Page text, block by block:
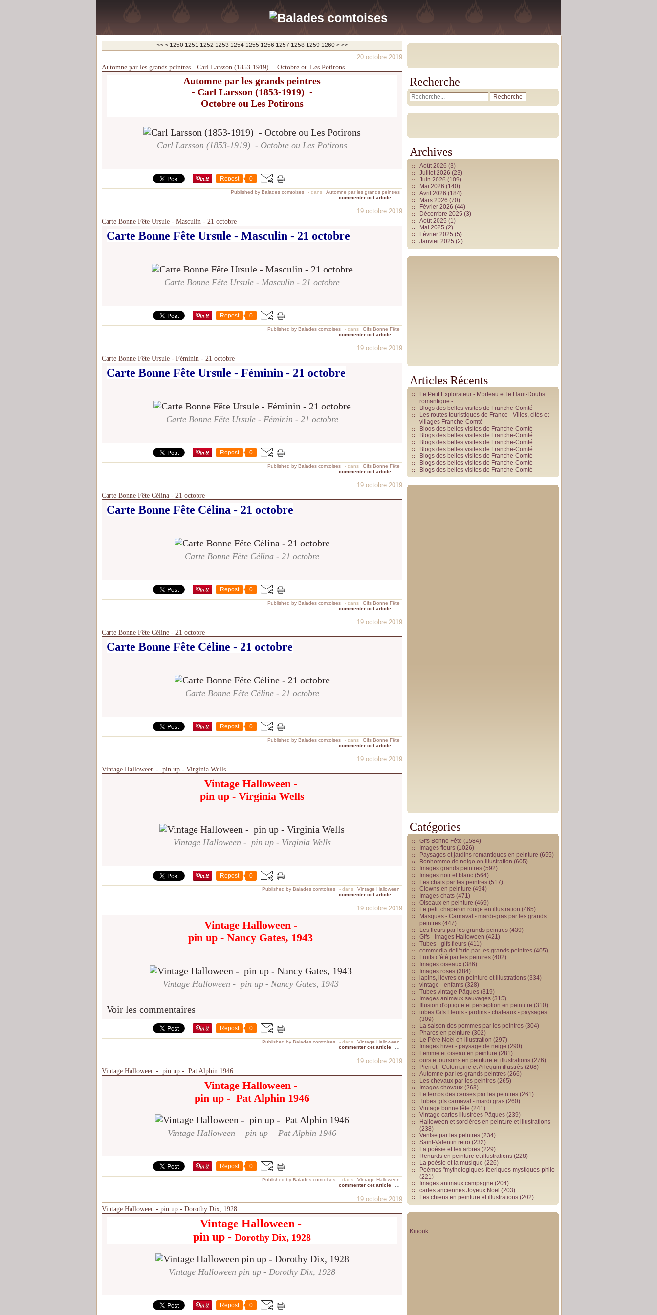
<< < 1200
1210
1220
1230
1240
1250 1251 1252 1253 1254 1255 1256 1257 1258 1259 1260 1270
1280
1290
1300
1400
1500
1600
1700
1800
1900
2000
2100
2200
2300
2400
2500
2600
2700
2800
2900
3000
3100
3200
3300
3400
3500
3600
3700
> >>
20 octobre 2019
Automne par les grands peintres - Carl Larsson (1853-1919) - Octobre ou Les Potirons
Automne par les grands peintres
- Carl Larsson (1853-1919) -
Octobre ou Les Potirons
Carl Larsson (1853-1919) - Octobre ou Les Potirons
Repost 0
Published by Balades comtoises - dans
Automne par les grands peintres
commenter cet article
19 octobre 2019
Carte Bonne Fête Ursule - Masculin - 21 octobre
Carte Bonne Fête Ursule - Masculin - 21 octobre
Carte Bonne Fête Ursule - Masculin - 21 octobre
Repost 0
Published by Balades comtoises - dans
Gifs Bonne Fête
commenter cet article
19 octobre 2019
Carte Bonne Fête Ursule - Féminin - 21 octobre
Carte Bonne Fête Ursule - Féminin - 21 octobre
Carte Bonne Fête Ursule - Féminin - 21 octobre
Repost 0
Published by Balades comtoises - dans
Gifs Bonne Fête
commenter cet article
19 octobre 2019
Carte Bonne Fête Célina - 21 octobre
Carte Bonne Fête Célina - 21 octobre
Carte Bonne Fête Célina - 21 octobre
Repost 0
Published by Balades comtoises - dans
Gifs Bonne Fête
commenter cet article
19 octobre 2019
Carte Bonne Fête Céline - 21 octobre
Carte Bonne Fête Céline - 21 octobre
Carte Bonne Fête Céline - 21 octobre
Repost 0
Published by Balades comtoises - dans
Gifs Bonne Fête
commenter cet article
19 octobre 2019
Vintage Halloween - pin up - Virginia Wells
Vintage Halloween -
pin up - Virginia Wells
Vintage Halloween - pin up - Virginia Wells
Repost 0
Published by Balades comtoises - dans
Vintage Halloween
commenter cet article
19 octobre 2019
Vintage Halloween -
pin up - Nancy Gates, 1943
Vintage Halloween - pin up - Nancy Gates, 1943
Voir les commentaires
Repost 0
Published by Balades comtoises - dans
Vintage Halloween
commenter cet article
19 octobre 2019
Vintage Halloween - pin up - Pat Alphin 1946
Vintage Halloween -
pin up - Pat Alphin 1946
Vintage Halloween - pin up - Pat Alphin 1946
Repost 0
Published by Balades comtoises - dans
Vintage Halloween
commenter cet article
19 octobre 2019
Vintage Halloween - pin up - Dorothy Dix, 1928
Vintage Halloween -
pin up - Dorothy Dix, 1928
Vintage Halloween pin up - Dorothy Dix, 1928
Repost 0
Recherche
Archives
Août 2026 (3)
Juillet 2026 (23)
Juin 2026 (109)
Mai 2026 (140)
Avril 2026 (184)
Mars 2026 (70)
Février 2026 (44)
Décembre 2025 (3)
Août 2025 (1)
Mai 2025 (2)
Février 2025 (5)
Janvier 2025 (2)
Articles Récents
Le Petit Explorateur - Morteau et le Haut-Doubs
romantique -
Blogs des belles visites de Franche-Comté
Les routes touristiques de France - Villes, cités et
villages Franche-Comté
Blogs des belles visites de Franche-Comté
Blogs des belles visites de Franche-Comté
Blogs des belles visites de Franche-Comté
Blogs des belles visites de Franche-Comté
Blogs des belles visites de Franche-Comté
Blogs des belles visites de Franche-Comté
Blogs des belles visites de Franche-Comté
Catégories
Gifs Bonne Fête (1584)
Images fleurs (1026)
Paysages et jardins romantiques en peinture (655)
Bonhomme de neige en illustration (605)
Images grands peintres (592)
Images noir et blanc (564)
Les chats par les peintres (517)
Clowns en peinture (494)
Images chats (471)
Oiseaux en peinture (469)
Le petit chaperon rouge en illustration (465)
Masques - Carnaval - mardi-gras par les grands
peintres (447)
Les fleurs par les grands peintres (439)
Gifs - images Halloween (421)
Tubes - gifs fleurs (411)
commedia dell'arte par les grands peintres (405)
Fruits d'été par les peintres (402)
Images oiseaux (386)
Images roses (384)
lapins, lièvres en peinture et illustrations (334)
vintage - enfants (328)
Tubes vintage Pâques (319)
Images animaux sauvages (315)
Illusion d'optique et perception en peinture (310)
tubes Gifs Fleurs - jardins - chateaux - paysages
(309)
La saison des pommes par les peintres (304)
Phares en peinture (302)
Le Père Noël en illustration (297)
Images hiver - paysage de neige (290)
Femme et oiseau en peinture (281)
ours et oursons en peinture et illustrations (276)
Pierrot - Colombine et Arlequin illustrés (268)
Automne par les grands peintres (266)
Les chevaux par les peintres (265)
Images chevaux (263)
Le temps des cerises par les peintres (261)
Tubes gifs carnaval - mardi gras (260)
Vintage bonne fête (241)
Vintage cartes illustrées Pâques (239)
Halloween et sorcières en peinture et illustrations
(238)
Venise par les peintres (234)
Saint-Valentin retro (232)
La poésie et les arbres (229)
Renards en peinture et illustrations (228)
La poésie et la musique (226)
Poèmes "mythologiques-féeriques-mystiques-philo
(221)
Images animaux campagne (204)
cartes anciennes Joyeux Noël (203)
Les chiens en peinture et illustrations (202)
Kinouk